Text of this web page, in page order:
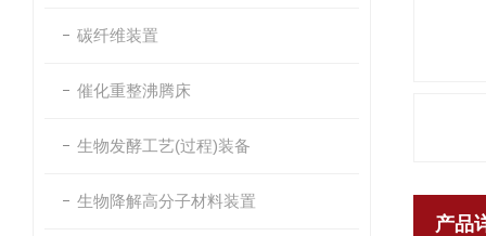
碳纤维装置
催化重整沸腾床
生物发酵工艺(过程)装备
生物降解高分子材料装置
产品